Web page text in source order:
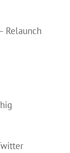
Relaunch